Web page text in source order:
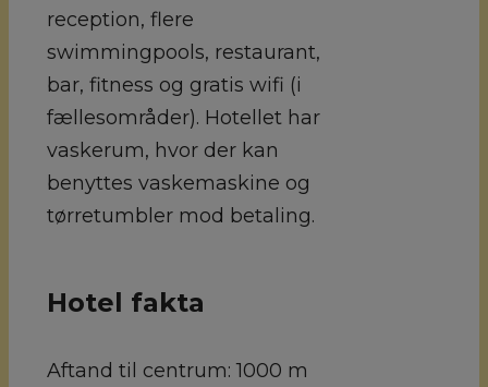
reception, flere
swimmingpools, restaurant,
bar, fitness og gratis wifi (i
fællesområder). Hotellet har
vaskerum, hvor der kan
benyttes vaskemaskine og
tørretumbler mod betaling.
Hotel fakta
Aftand til centrum: 1000 m